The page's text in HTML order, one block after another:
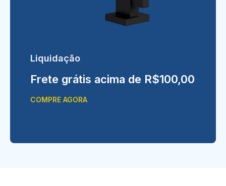
Liquidação
Frete grátis acima de R$100,00
COMPRE AGORA